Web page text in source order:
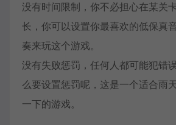
没有时间限制，你不必担心在某关
长，你可以设置你最喜欢的低保真
奏来玩这个游戏。
没有失败惩罚，任何人都可能犯错
么要设置惩罚呢，这是一个适合雨
一下的游戏。